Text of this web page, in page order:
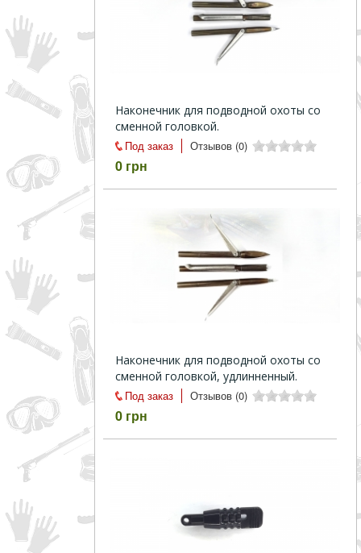
Наконечник для подводной охоты со
сменной головкой.
Под заказ
Отзывов (0)
0 грн
Наконечник для подводной охоты со
сменной головкой, удлинненный.
Под заказ
Отзывов (0)
0 грн